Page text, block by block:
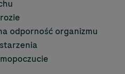
odporność organizmu